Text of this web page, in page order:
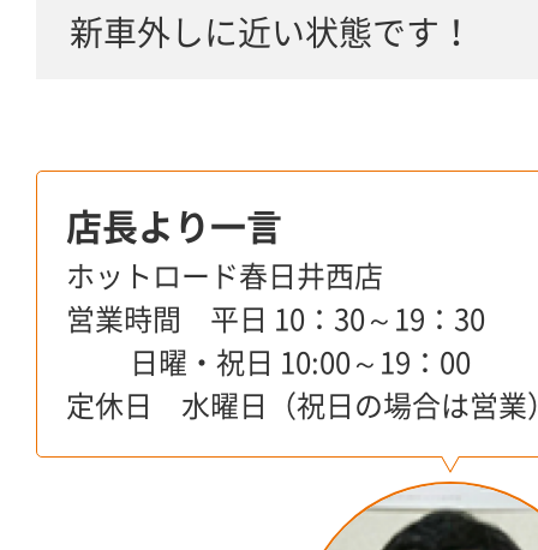
新車外しに近い状態です！
店長より一言
ホットロード春日井西店
営業時間 平日 10：30～19：30
日曜・祝日 10:00～19：00
定休日 水曜日（祝日の場合は営業